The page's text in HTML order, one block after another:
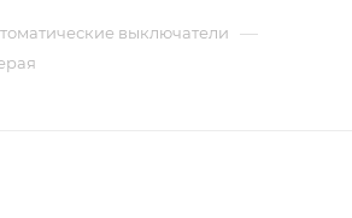
выключатели —